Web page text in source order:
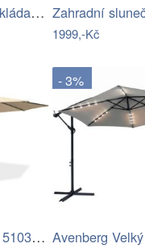
AKCE Zahradní skládací slunečník LEVI…
1999,-Kč
Fieldmann FDZN 5103 boční slunečník,…
- 3%